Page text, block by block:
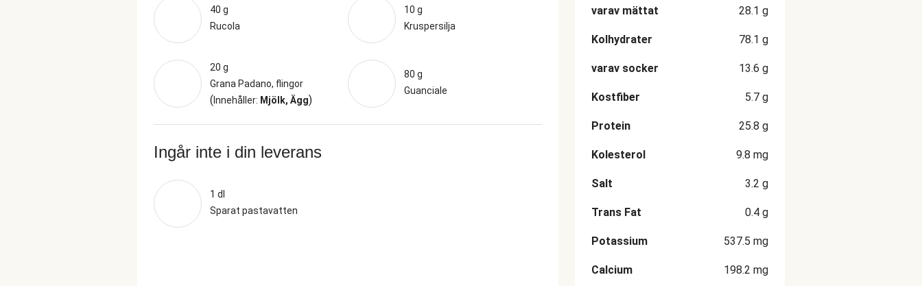
40 g
Rucola
10 g
Kruspersilja
20 g
Grana Padano, flingor
(Innehåller: Mjölk, Ägg)
80 g
Guanciale
Ingår inte i din leverans
1 dl
Sparat pastavatten
varav mättat 28.1 g
Kolhydrater 78.1 g
varav socker 13.6 g
Kostfiber 5.7 g
Protein 25.8 g
Kolesterol 9.8 mg
Salt 3.2 g
Trans Fat 0.4 g
Potassium 537.5 mg
Calcium 198.2 mg